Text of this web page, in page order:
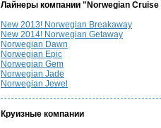
Лайнеры компании "Norwegian Cruise
New 2013! Norwegian Breakaway
New 2014! Norwegian Getaway
Norwegian Dawn
Norwegian Epic
Norwegian Gem
Norwegian Jade
Norwegian Jewel
Круизные компании